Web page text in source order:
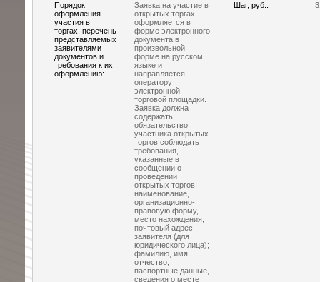
Порядок
оформления
участия в
торгах, перечень
представляемых
заявителями
документов и
требования к их
оформлению:
Заявка на участие в
открытых торгах
оформляется в
форме электронного
документа в
произвольной
форме на русском
языке и
направляется
оператору
электронной
торговой площадки.
Заявка должна
содержать:
обязательство
участника открытых
торгов соблюдать
требования,
указанные в
сообщении о
проведении
открытых торгов;
наименование,
организационно-
правовую форму,
место нахождения,
почтовый адрес
заявителя (для
юридического лица);
фамилию, имя,
отчество,
паспортные данные,
сведения о месте
Шаг, руб.: